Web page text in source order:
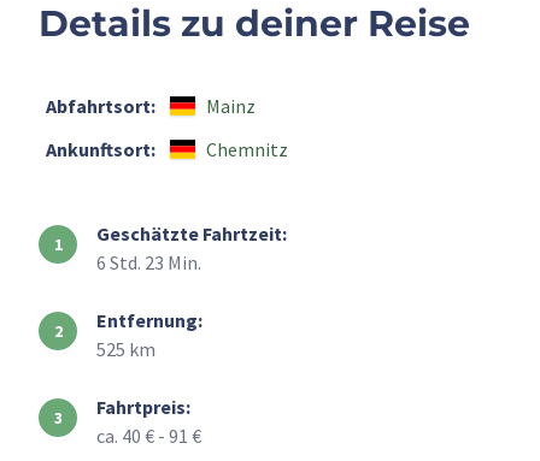
Details zu deiner Reise
Abfahrtsort:
Mainz
Ankunftsort:
Chemnitz
Geschätzte Fahrtzeit:
6 Std. 23 Min.
Entfernung:
525 km
Fahrtpreis:
ca. 40 € - 91 €